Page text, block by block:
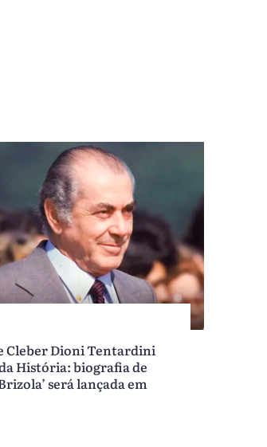
Cleber Dioni Tentardini
História: biografia de
será lançada em